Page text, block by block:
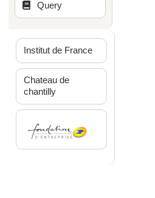
Query
Institut de France
Chateau de
chantilly